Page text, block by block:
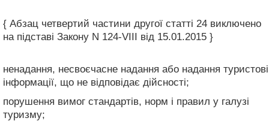
{ Абзац четвертий частини другої статті 24 виключено
на підставі Закону N 124-VIII від 15.01.2015 }
ненадання, несвоєчасне надання або надання туристові
інформації, що не відповідає дійсності;
порушення вимог стандартів, норм і правил у галузі
туризму;